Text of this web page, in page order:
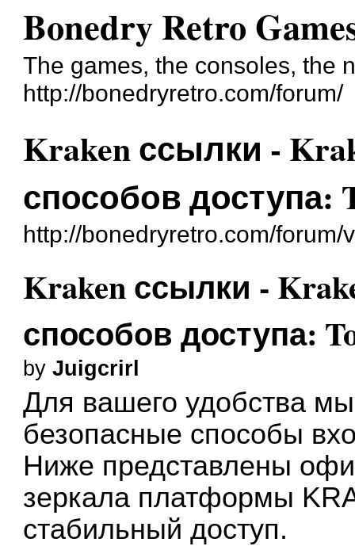
Bonedry Retro
The games, the consoles, the
http://bonedryretro.com/forum/
Kraken ссылки -
способов доступа:
http://bonedryretro.com/
Kraken ссылки -
способов доступа:
byJuigcrirl
Для вашего удобства
безопасные способы
Ниже представлены
зеркала платформы
стабильный доступ.